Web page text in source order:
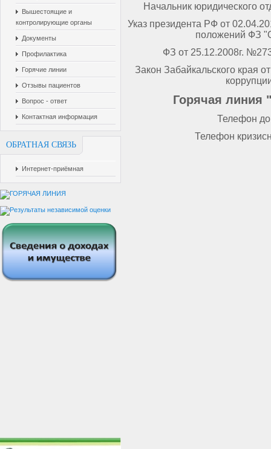
Вышестоящие и
контролирующие органы
Документы
Профилактика
Горячие линии
Отзывы пациентов
Вопрос - ответ
Контактная информация
ОБРАТНАЯ СВЯЗЬ
Интернет-приёмная
Начальник юридического
Указ президента РФ от
положений ФЗ
ФЗ от 25.12.2008г.
Закон Забайкальского края
Горячая линия
Телефон
Телефон